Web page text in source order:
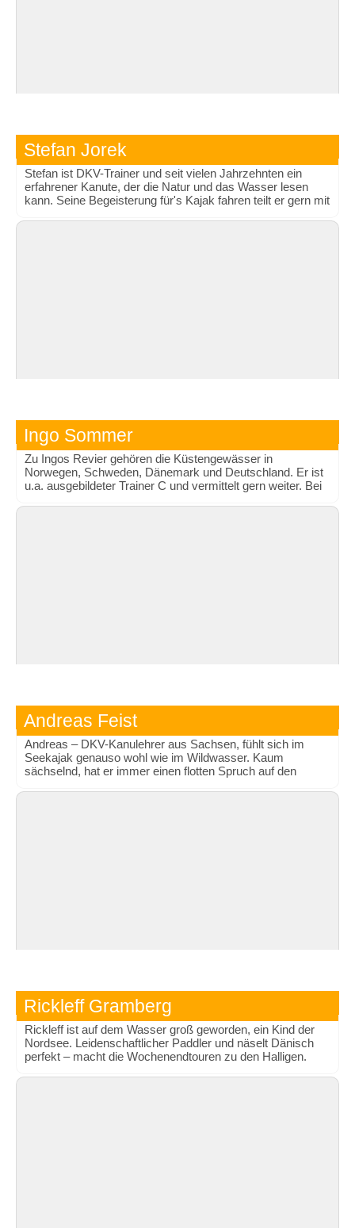
Stefan Jorek
Stefan ist DKV-Trainer und seit vielen Jahrzehnten ein
erfahrener Kanute, der die Natur und das Wasser lesen
kann. Seine Begeisterung für's Kajak fahren teilt er gern mit
Ingo Sommer
Zu Ingos Revier gehören die Küstengewässer in
Norwegen, Schweden, Dänemark und Deutschland. Er ist
u.a. ausgebildeter Trainer C und vermittelt gern weiter. Bei
Andreas Feist
Andreas – DKV-Kanulehrer aus Sachsen, fühlt sich im
Seekajak genauso wohl wie im Wildwasser. Kaum
sächselnd, hat er immer einen flotten Spruch auf den
Rickleff Gramberg
Rickleff ist auf dem Wasser groß geworden, ein Kind der
Nordsee. Leidenschaftlicher Paddler und näselt Dänisch
perfekt – macht die Wochenendtouren zu den Halligen.